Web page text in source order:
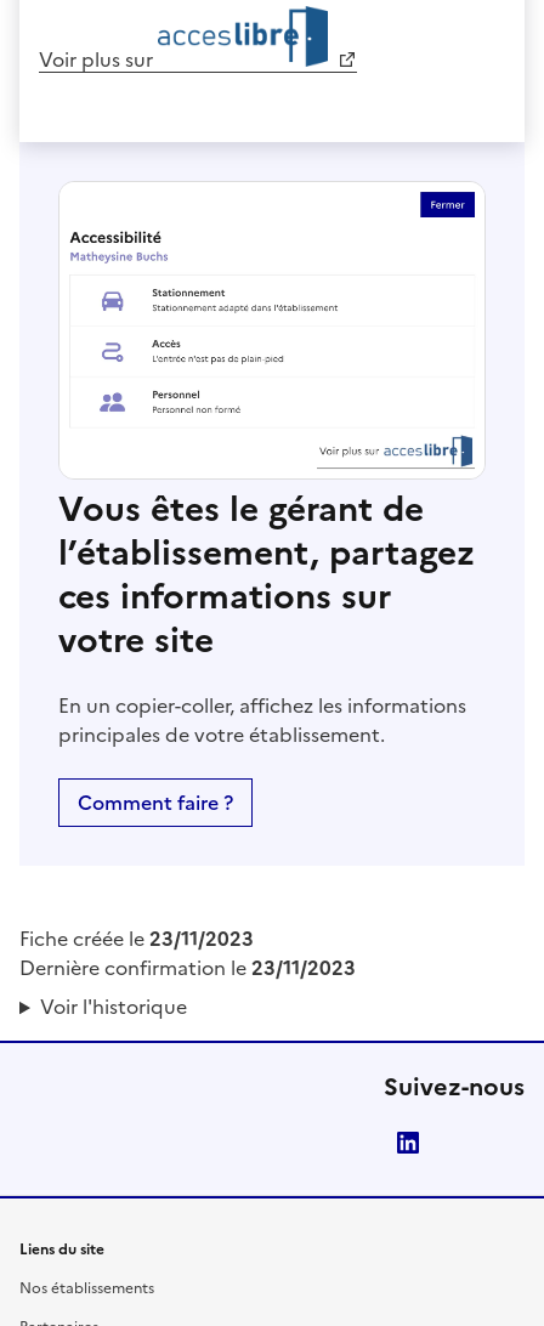
Voir plus sur
Vous êtes le gérant de
l’établissement, partagez
ces informations sur
votre site
En un copier-coller, affichez les informations
principales de votre établissement.
Comment faire ?
Fiche créée le23/11/2023
Dernière confirmation le23/11/2023
Voir l'historique
Suivez-nous
Liens du site
Nos établissements